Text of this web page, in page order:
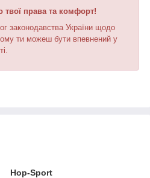
права та комфорт!
законодавства України щодо
ти можеш бути впевнений у
Hop-Sport